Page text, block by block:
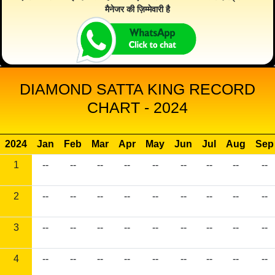
मैनेजर की ज़िम्मेवारी है
DIAMOND SATTA KING RECORD
CHART - 2024
2024 Jan Feb Mar Apr May Jun Jul Aug
Sep
1
-- -- -- -- -- -- -- -- --
2 -- -- -- -- -- -- -- -- --
3 -- -- -- -- -- -- -- -- --
4 -- -- -- -- -- -- -- -- --